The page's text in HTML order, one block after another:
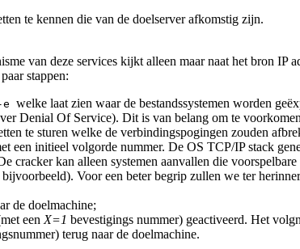
te kennen die van de doelserver afkomstig zijn.
van deze services kijkt alleen maar naat het bron IP
stappen:
e welke laat zien waar de bestandssystemen worden
Denial Of Service). Dit is van belang om te
te sturen welke de verbindingspogingen zouden
een initieel volgorde nummer. De OS TCP/IP stack
kan alleen systemen aanvallen die
Voor een beter begrip zullen we ter
de doelmachine;
een X=1 bevestigings nummer) geactiveerd. Het
terug naar de doelmachine.